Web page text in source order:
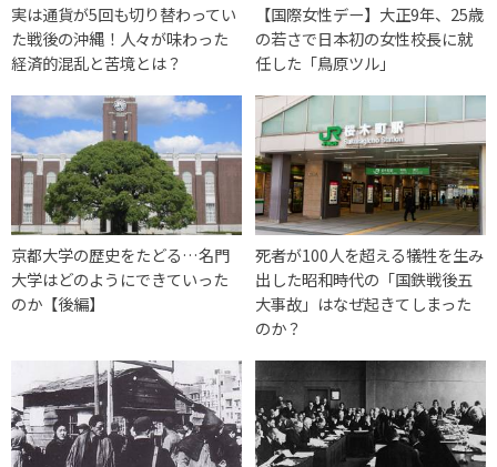
実は通貨が5回も切り替わってい
た戦後の沖縄！人々が味わった
経済的混乱と苦境とは？
【国際女性デー】大正9年、25歳
の若さで日本初の女性校長に就
任した「鳥原ツル」
京都大学の歴史をたどる…名門
大学はどのようにできていった
のか【後編】
死者が100人を超える犠牲を生み
出した昭和時代の「国鉄戦後五
大事故」はなぜ起きてしまった
のか？